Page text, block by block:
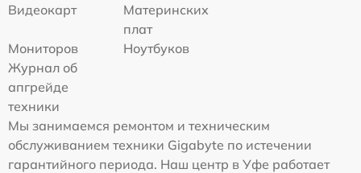
Видеокарт
Материнских
плат
Мониторов
Ноутбуков
Журнал об
апгрейде
техники
Мы занимаемся ремонтом и техническим
обслуживанием техники Gigabyte по истечении
гарантийного периода. Наш центр в Уфе работает